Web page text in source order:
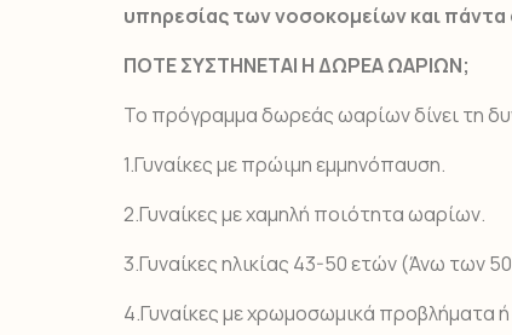
υπηρεσίας των νοσοκομείων και
ΠΟΤΕ ΣΥΣΤΗΝΕΤΑΙ Η ΔΩΡΕΑ ΩΑΡΙΩΝ;
Το πρόγραμμα δωρεάς ωαρίων δίνει τη
1.Γυναίκες με πρώιμη εμμηνόπαυση.
2.Γυναίκες με χαμηλή ποιότητα ωαρίων.
3.Γυναίκες ηλικίας 43-50 ετών (Άνω των
4.Γυναίκες με χρωμοσωμικά προβλήματα